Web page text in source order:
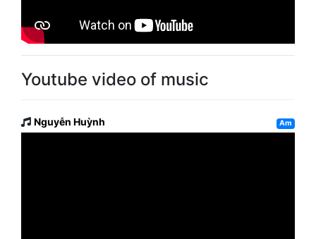
Youtube video of music
Nguyễn Huỳnh Am